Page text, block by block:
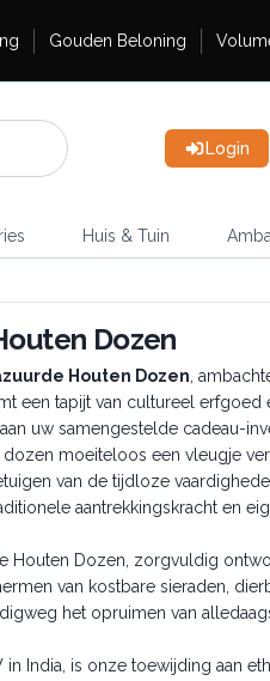
Gouden Beloning
Login
Huis & Tuin
Dozen
Houten Dozen ,
een tapijt van cultureel erfgoed
uw samengestelde cadeau-
moeiteloos een vleugje
van de tijdloze
aantrekkingskracht en
Houten Dozen, zorgvuldig
van kostbare sieraden,
het opruimen van
India, is onze toewijding aan